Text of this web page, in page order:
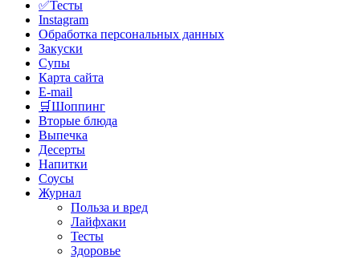
✅Тесты
Instagram
Обработка персональных данных
Закуски
Супы
Карта сайта
E-mail
🛒Шоппинг
Вторые блюда
Выпечка
Десерты
Напитки
Соусы
Журнал
Польза и вред
Лайфхаки
Тесты
Здоровье